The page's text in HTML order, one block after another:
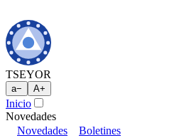
TSEYOR
a− A+
Inicio
Novedades
Novedades
Boletines